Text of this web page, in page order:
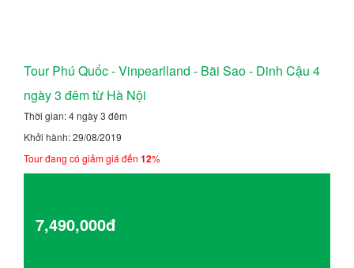
Tour Phú Quốc - Vinpearlland - Bãi Sao - Dinh Cậu 4
ngày 3 đêm từ Hà Nội
Thời gian: 4 ngày 3 đêm
Khởi hành: 29/08/2019
Tour đang có giảm giá đến 12%
7,490,000đ